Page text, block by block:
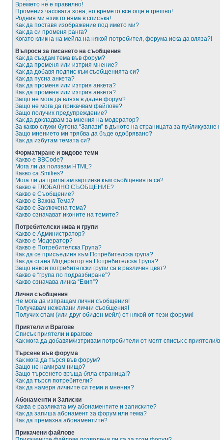
Времето не е правилно!
Промених часовата зона, но времето все още е грешно!
Родния ми език го няма в списъка!
Как да поставя изображение под името ми?
Как да си променя ранга?
Когато кликна на мейла на някой потребител, форума иска да вляза?!
Въпроси за писането на съобщения
Как да създам тема във форум?
Как да променя или изтрия мнение?
Как да добавя подпис към съобщенията си?
Как да пусна анкета?
Как да променя или изтрия анкета?
Как да променя или изтрия анкета?
Защо не мога да вляза в даден форум?
Защо не мога да прикачвам файлове?
Защо получих предупреждение?
Как да докладвам за мнения на модератор?
За какво служи бутона “Запази” в дъното на страницата за
Защо мнението ми трябва да бъде одобрявано?
Как да избутам темата си?
Форматиране и видове теми
Какво е BBCode?
Мога ли да ползвам HTML?
Какво са Smilies?
Мога ли да прилагам картинки към съобщенията си?
Какво е ГЛОБАЛНО СЪОБЩЕНИЕ?
Какво е Съобщение?
Какво е Важна Тема?
Какво е Заключена тема?
Какво означават иконите на темите?
Потребителски нива и групи
Какво е Администратор?
Какво е Модератор?
Какво е Потребителска Група?
Как да се присъединя към Потребителска група?
Как да стана Модератор на Потребителска Група?
Защо някои потребителски групи са в различен цвят?
Какво е “група по подразбиране”?
Какво означава линка “Екип”?
Лични съобщения
Не мога да изпращам лични съобщения!
Получавам нежелани лични съобщения!
Получих спам (или друг обиден мейл) от някой от тези форуми!
Приятели и Врагове
Списък приятели и врагове
Как мога да добавям/изтривам потребители от моят списък с приятели/
Търсене във форума
Как мога да търся във форум?
Защо не намирам нищо?
Защо търсенето връща бяла страница!?
Как да търся потребители?
Как да намеря личните си теми и мнения?
Абонаменти и Записки
Каква е разликата м/у абонаментите и записките?
Как да запиша абонамент за форум или тема?
Как да премахна абонаментите?
Прикачени файлове